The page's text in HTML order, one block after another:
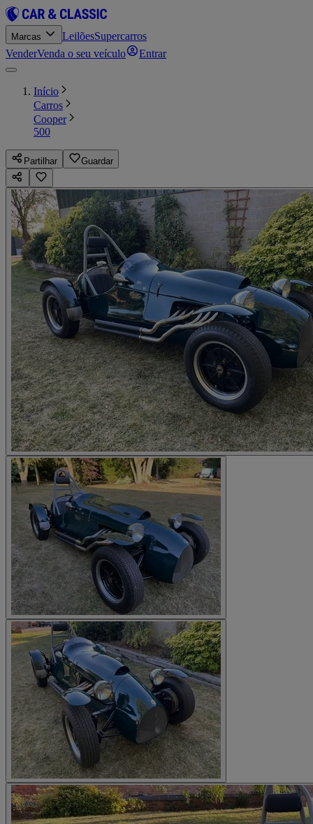
Marcas LeilõesSupercarros
VenderVenda o seu veículo Entrar
Início
Carros
Cooper
500
Partilhar Guardar